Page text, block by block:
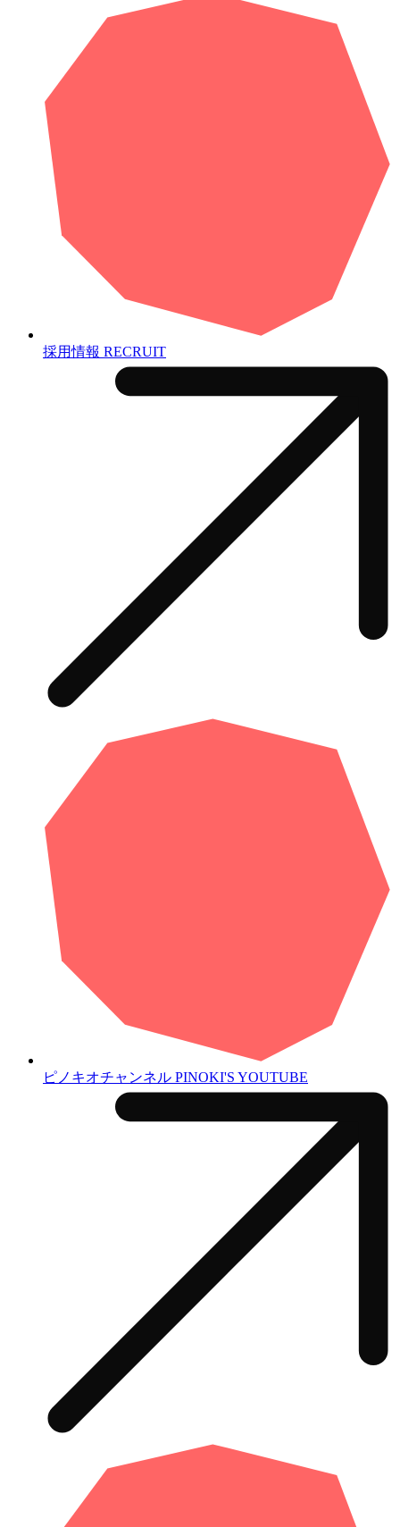
採用情報 RECRUIT
ピノキオチャンネル PINOKI'S YOUTUBE